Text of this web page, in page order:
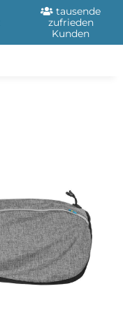
tausende
zufrieden
Kunden